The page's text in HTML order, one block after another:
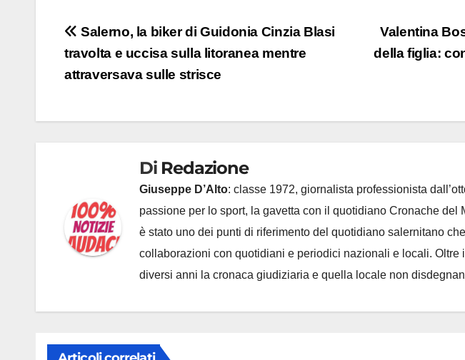
Navigazione
articoli
Valentina
della figlia:
Salerno, la biker di Guidonia Cinzia Blasi
travolta e uccisa sulla litoranea mentre
attraversava sulle strisce
Di Redazione
Giuseppe D’Alto: classe 1972, giornalista professionista
passione per lo sport, la gavetta con il quotidiano Cronache del
è stato uno dei punti di riferimento del quotidiano salernitano
collaborazioni con quotidiani e periodici nazionali e locali. Oltre
diversi anni la cronaca giudiziaria e quella locale non